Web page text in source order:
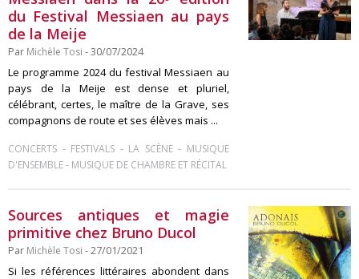
du Festival Messiaen au pays
de la Meije
Par Michèle Tosi - 30/07/2024
Le programme 2024 du festival Messiaen au
pays de la Meije est dense et pluriel,
célébrant, certes, le maître de la Grave, ses
compagnons de route et ses élèves mais ...
CONCERTS - FESTIVALS - LA SCÈNE- MUSIQUE
D'ENSEMBLE- MUSIQUE DE CHAMBRE ET RÉCITAL
Sources antiques et magie
primitive chez Bruno Ducol
Par Michèle Tosi - 27/01/2021
Si les références littéraires abondent dans